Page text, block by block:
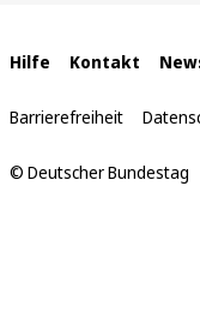
Interne
Links
Hilfe Kontakt
Barrierefreiheit
© Deutscher Bundestag